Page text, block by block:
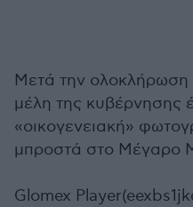
Μετά την ολοκλήρωση
μέλη της κυβέρνησης
«οικογενειακή»
μπροστά στο Μέγαρο
Glomex